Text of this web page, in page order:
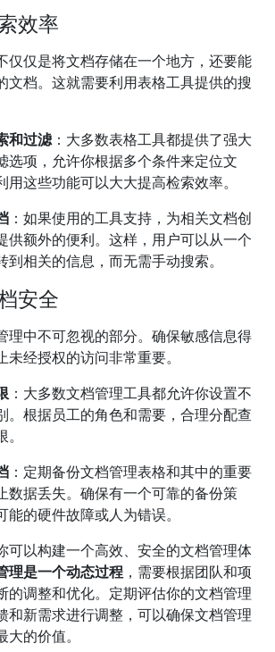
效率
仅仅是将文档存储在一个地方，还要能
文档。这就需要利用表格工具提供的搜
和过滤：大多数表格工具都提供了强大
选项，允许你根据多个条件来定位文
用这些功能可以大大提高检索效率。
：如果使用的工具支持，为相关文档创
供额外的便利。这样，用户可以从一个
到相关的信息，而无需手动搜索。
安全
理中不可忽视的部分。确保敏感信息得
经授权的访问非常重要。
：大多数文档管理工具都允许你设置不
。根据员工的角色和需要，合理分配查
：定期备份文档管理表格和其中的重要
数据丢失。确保有一个可靠的备份策
能的硬件故障或人为错误。
可以构建一个高效、安全的文档管理体
理是一个动态过程 ，需要根据团队和项
的调整和优化。定期评估你的文档管理
和新需求进行调整，可以确保文档管理
的价值。